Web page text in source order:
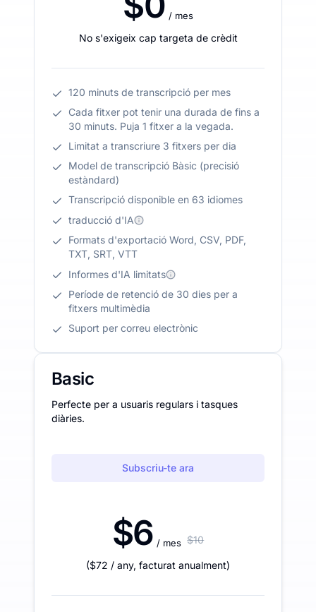
/ mes
No s'exigeix cap targeta de crèdit
120 minuts de transcripció per mes
Cada fitxer pot tenir una durada de fins a
30 minuts. Puja 1 fitxer a la vegada.
Limitat a transcriure 3 fitxers per dia
Model de transcripció Bàsic (precisió
estàndard)
Transcripció disponible en 63 idiomes
traducció d'IA
Formats d'exportació Word, CSV, PDF,
TXT, SRT, VTT
Informes d'IA limitats
Període de retenció de 30 dies per a
fitxers multimèdia
Suport per correu electrònic
Basic
Perfecte per a usuaris regulars i tasques
diàries.
Subscriu-te ara
$6 / mes $10
($72 / any, facturat anualment)